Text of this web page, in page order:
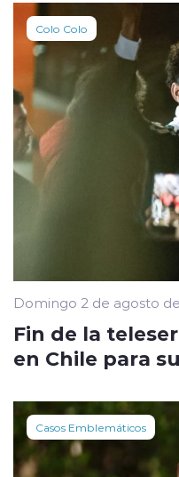
Colo Colo
Domingo 2 de agosto
Fin de la
en Chile para
Casos Emblemáticos